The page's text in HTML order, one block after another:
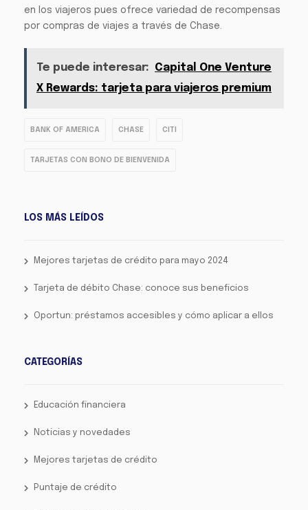
en los viajeros pues ofrece variedad de recompensas
por compras de viajes a través de Chase.
Te puede interesar: Capital One Venture
X Rewards: tarjeta para viajeros premium
BANK OF AMERICA CHASE CITI
TARJETAS CON BONO DE BIENVENIDA
LOS MÁS LEÍDOS
Mejores tarjetas de crédito para mayo 2024
Tarjeta de débito Chase: conoce sus beneficios
Oportun: préstamos accesibles y cómo aplicar a ellos
CATEGORÍAS
Educación financiera
Noticias y novedades
Mejores tarjetas de crédito
Puntaje de crédito